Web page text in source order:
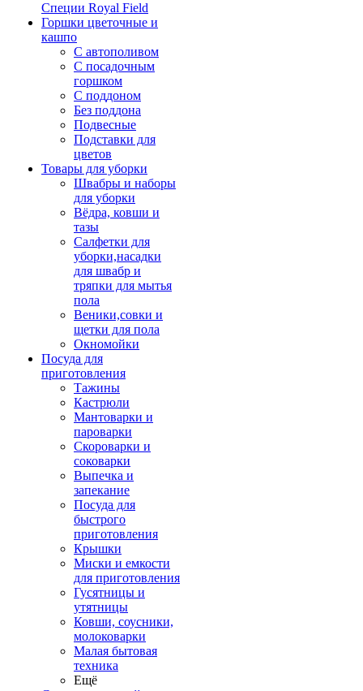
Специи Royal Field
Горшки цветочные и
кашпо
С автополивом
С посадочным
горшком
С поддоном
Без поддона
Подвесные
Подставки для
цветов
Товары для уборки
Швабры и наборы
для уборки
Вёдра, ковши и
тазы
Салфетки для
уборки,насадки
для швабр и
тряпки для мытья
пола
Веники,совки и
щетки для пола
Окномойки
Посуда для
приготовления
Тажины
Кастрюли
Мантоварки и
пароварки
Скороварки и
соковарки
Выпечка и
запекание
Посуда для
быстрого
приготовления
Крышки
Миски и емкости
для приготовления
Гусятницы и
утятницы
Ковши, соусники,
молоковарки
Малая бытовая
техника
Ещё